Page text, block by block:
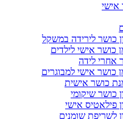
אישי
כושר לירידה במשקל
כושר אישי לילדים
אחרי לידה
כושר אישי למבוגרים
כושר אישית
כושר שיקומי
פילאטיס אישי
לשריפת שומנים